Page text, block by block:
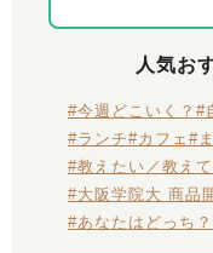
人気お
#今週どこいく？ #
#ランチ#カフェ #
#教えたい／教え
#大阪学院大 商品
#あなたはどっち？